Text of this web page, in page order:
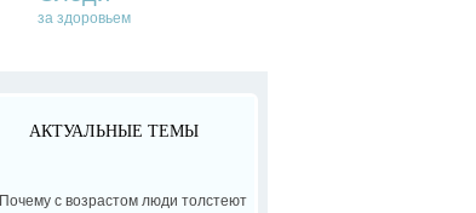
за здоровьем
АКТУАЛЬНЫЕ ТЕМЫ
Почему с возрастом люди толстеют